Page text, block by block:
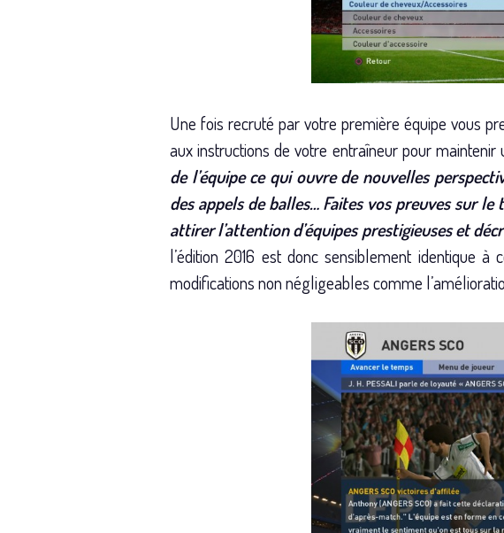
Une fois recruté par votre première équipe vous
aux instructions de votre entraîneur pour maintenir
de l’équipe ce qui ouvre de nouvelles
des appels de balles… Faites vos preuves sur
attirer l’attention d’équipes prestigieuses et
l’édition 2016 est donc sensiblement identique
modifications non négligeables comme